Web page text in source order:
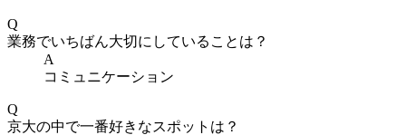
Q
業務でいちばん大切にしていることは？
A
コミュニケーション
Q
京大の中で一番好きなスポットは？